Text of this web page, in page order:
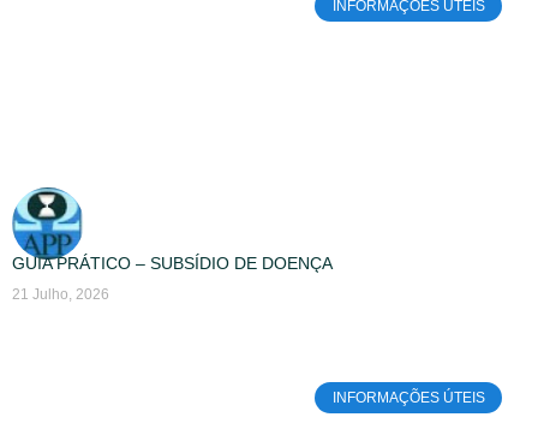
INFORMAÇÕES ÚTEIS
GUIA PRÁTICO – SUBSÍDIO DE DOENÇA
21 Julho, 2026
INFORMAÇÕES ÚTEIS